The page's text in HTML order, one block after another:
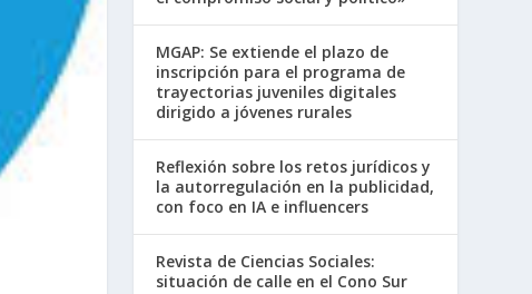
MGAP: Se extiende el plazo de
inscripción para el programa de
trayectorias juveniles digitales
dirigido a jóvenes rurales
Reflexión sobre los retos jurídicos y
la autorregulación en la publicidad,
con foco en IA e influencers
Revista de Ciencias Sociales:
situación de calle en el Cono Sur